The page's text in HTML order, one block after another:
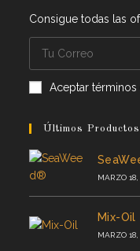
Consigue todas las
Aceptar términos
Últimos Productos
MARZO 18,
Mix-Oil
MARZO 18,